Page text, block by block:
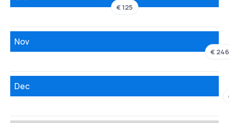
€ 125
Nov
€ 246
Dec